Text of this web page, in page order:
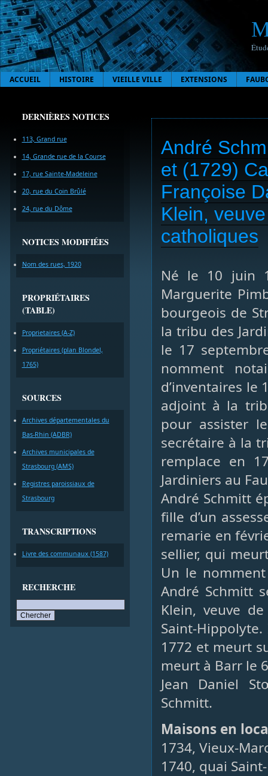
ACCUEIL HISTOIRE VIEILLE VILLE EXTENSIONS
DERNIÈRES NOTICES
113, Grand rue
14, Grande rue de la Course
17, rue Sainte-Madeleine
20, rue du Coin Brûlé
24, rue du Dôme
NOTICES MODIFIÉES
Nom des rues, 1920
PROPRIÉTAIRES
(TABLE)
Proprietaires (A-Z)
Propriétaires (plan Blondel,
1765)
SOURCES
Archives départementales du
Bas-Rhin (ADBR)
Archives municipales de
Strasbourg (AMS)
Registres paroissiaux de
Strasbourg
TRANSCRIPTIONS
Livre des communaux (1587)
RECHERCHE
André
et (1729)
Françoise
Klein,
catholiques
Né le 10 juin
Marguerite
bourgeois de
la tribu des
le 17
nomment
d’inventaires le
adjoint à la
pour assister
secrétaire à la
remplace en
Jardiniers au
André Schmitt
fille d’un
remarie en
sellier, qui
Un le
André Schmitt
Klein, veuve
Saint-
1772 et meurt
meurt à Barr le
Jean Daniel
Schmitt.
Maisons en
1734, Vieux-
1740, quai